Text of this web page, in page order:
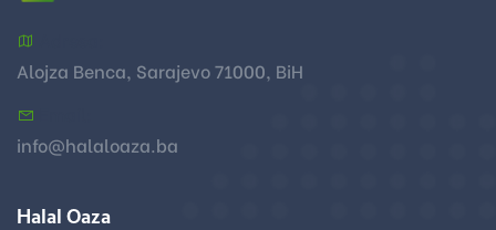
Alojza Benca, Sarajevo 71000, BiH
info@halaloaza.ba
Halal Oaza